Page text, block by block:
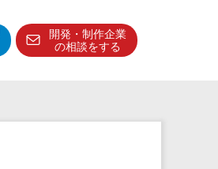
開発・制作企業
の相談をする